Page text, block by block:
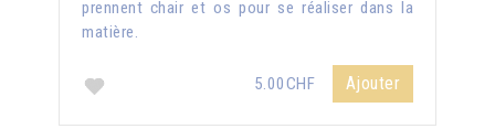
prennent chair et os pour se réaliser dans la
matière.
5.00CHF Ajouter